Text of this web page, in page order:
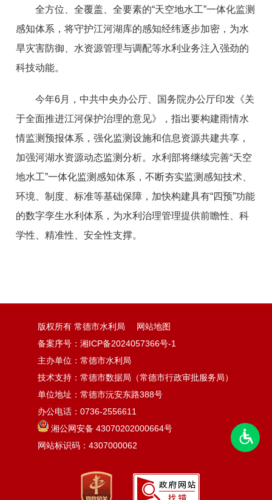
全方位、全覆盖、全要素的“天空地水工”一体化监测
感知体系，将守护江河湖库的感知经纬逐步加密，为水
旱灾害防御、水资源管理与调配等水利业务注入强劲的
科技动能。
今年6月，中共中央办公厅、国务院办公厅印发《关
于全面推进江河保护治理的意见》，指出要构建雨情水
情监测预报体系，强化监测设施和信息资源共建共享，
加强河湖水资源动态监测分析。水利部将继续完善“天空
地水工”一体化监测感知体系，不断夯实监测感知技术、
环境、制度、标准等基础保障，加快构建具有“四预”功能
的数字孪生水利体系，为水利治理管理提供前瞻性、科
学性、精准性、安全性支撑。
版权所有 常德市水利局
网站地图
备案序号：湘ICP备2024057366号-1
主办单位：常德市水利局
技术支持：常德市数据局（常德市行政审批服务局）
单位地址：常德市沅安东路388号
办公电话：0736-2556611
湘公网安备 43070202000664号
网站标识码：4307000062